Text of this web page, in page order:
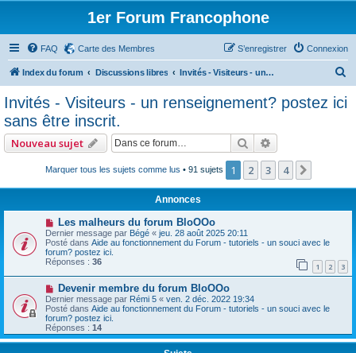
1er Forum Francophone
FAQ Carte des Membres Connexion
S’enregistrer
Index du forum Discussions libres Invités - Visiteurs - un renseignement? postez ici sans être inscrit.
c
Invités - Visiteurs - un renseignement? postez ici
sans être inscrit.
Nouveau sujet Rechercher
Marquer tous les sujets comme lus • 91 sujets 1 2 3 4
Annonces
Les malheurs du forum BloOOo
Dernier message par Bégé « jeu. 28 août 2025 20:11
Posté dans Aide au fonctionnement du Forum - tutoriels - un souci avec le
forum? postez ici.
Réponses : 36 1 2 3
Devenir membre du forum BloOOo
Dernier message par Rémi 5 « ven. 2 déc. 2022 19:34
Posté dans Aide au fonctionnement du Forum - tutoriels - un souci avec le
forum? postez ici.
Réponses : 14